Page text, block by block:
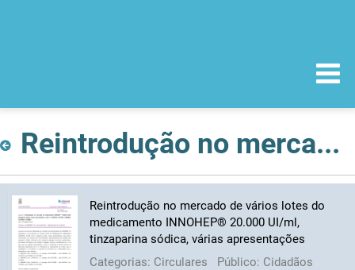
Reintrodução no mercado de vários lotes do medicamento INNOHEP® 20.000 UI/ml, tinzaparina sódica, várias apresentações
Reintrodução no mercado de vários lotes do
medicamento INNOHEP® 20.000 UI/ml,
tinzaparina sódica, várias apresentações
Categorias: Circulares Público: Cidadãos